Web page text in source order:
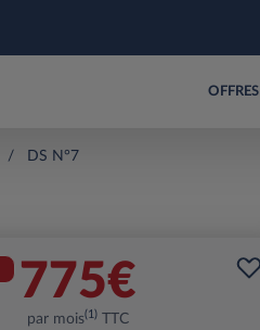
OFFRES
DS N°7
775€
par mois(1) TTC